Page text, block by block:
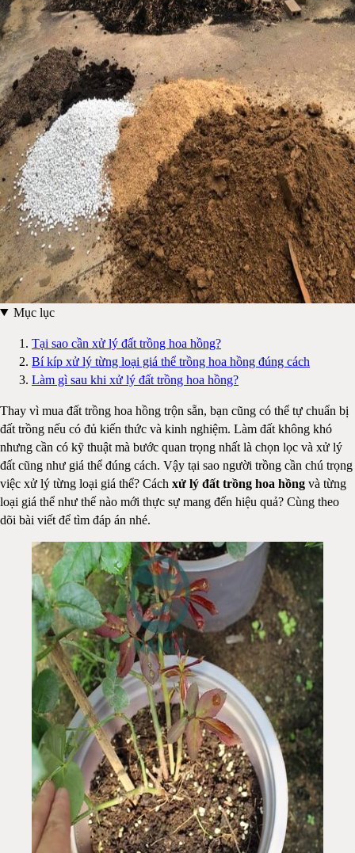
Mục lục
Tại sao cần xử lý đất trồng hoa hồng?
Bí kíp xử lý từng loại giá thể trồng hoa hồng đúng cách
Làm gì sau khi xử lý đất trồng hoa hồng?
Thay vì mua đất trồng hoa hồng trộn sẵn, bạn cũng có thể tự chuẩn bị
đất trồng nếu có đủ kiến thức và kinh nghiệm. Làm đất không khó
nhưng cần có kỹ thuật mà bước quan trọng nhất là chọn lọc và xử lý
đất cũng như giá thể đúng cách. Vậy tại sao người trồng cần chú trọng
việc xử lý từng loại giá thể? Cách xử lý đất trồng hoa hồng và từng
loại giá thể như thế nào mới thực sự mang đến hiệu quả? Cùng theo
dõi bài viết để tìm đáp án nhé.